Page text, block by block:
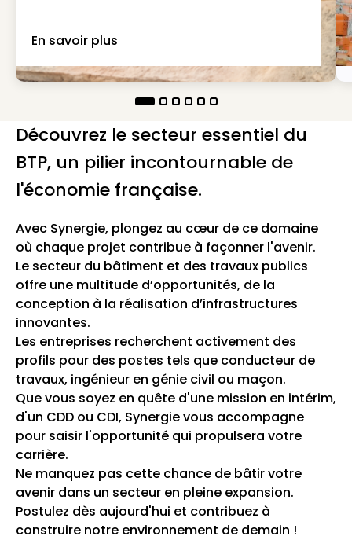
En savoir plus
Découvrez le secteur essentiel du
BTP, un pilier incontournable de
l'économie française.
Avec Synergie, plongez au cœur de ce domaine
où chaque projet contribue à façonner l'avenir.
Le secteur du bâtiment et des travaux publics
offre une multitude d’opportunités, de la
conception à la réalisation d’infrastructures
innovantes.
Les entreprises recherchent activement des
profils pour des postes tels que conducteur de
travaux, ingénieur en génie civil ou maçon.
Que vous soyez en quête d'une mission en intérim,
d'un CDD ou CDI, Synergie vous accompagne
pour saisir l'opportunité qui propulsera votre
carrière.
Ne manquez pas cette chance de bâtir votre
avenir dans un secteur en pleine expansion.
Postulez dès aujourd'hui et contribuez à
construire notre environnement de demain !